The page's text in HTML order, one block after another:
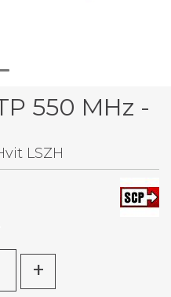
550 MHz -
LSZH
+